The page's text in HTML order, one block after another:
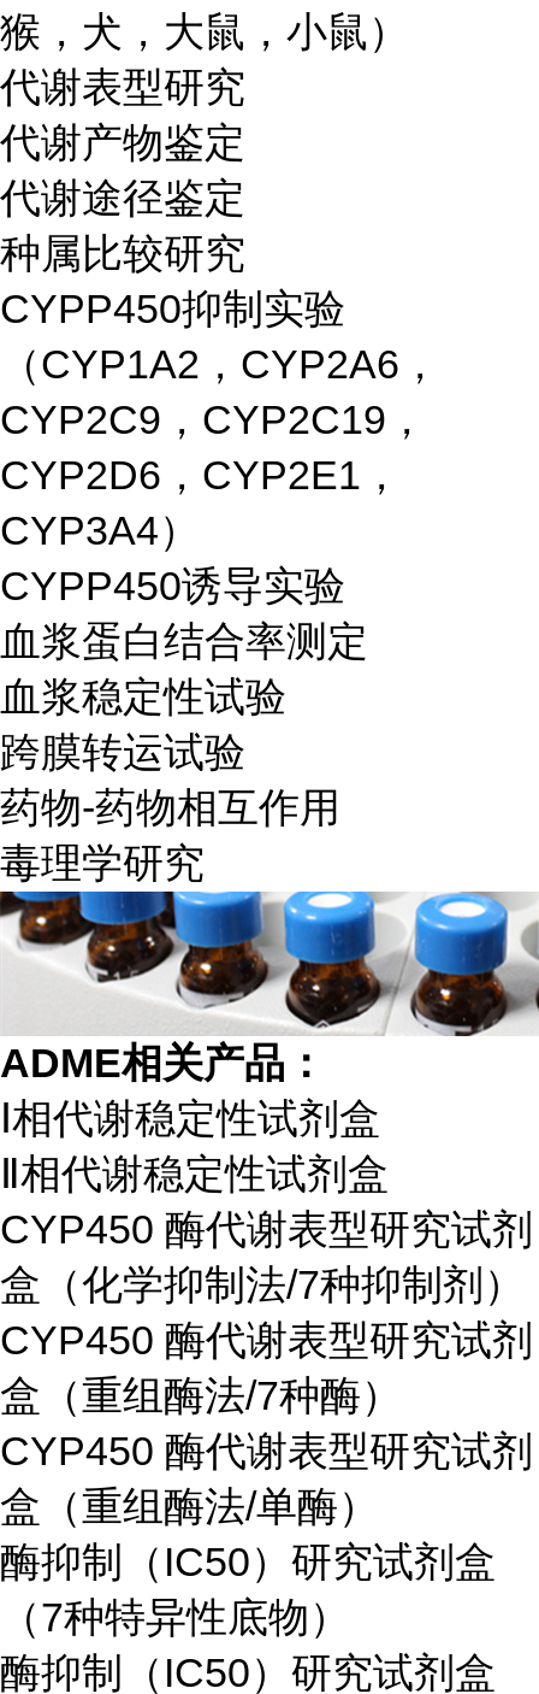
猴，犬，大鼠，小鼠）
代谢表型研究
代谢产物鉴定
代谢途径鉴定
种属比较研究
CYPP450抑制实验
（CYP1A2，CYP2A6，
CYP2C9，CYP2C19，
CYP2D6，CYP2E1，
CYP3A4）
CYPP450诱导实验
血浆蛋白结合率测定
血浆稳定性试验
跨膜转运试验
药物-药物相互作用
毒理学研究
ADME相关产品：
Ⅰ相代谢稳定性试剂盒
Ⅱ相代谢稳定性试剂盒
CYP450 酶代谢表型研究试剂
盒（化学抑制法/7种抑制剂）
CYP450 酶代谢表型研究试剂
盒（重组酶法/7种酶）
CYP450 酶代谢表型研究试剂
盒（重组酶法/单酶）
酶抑制（IC50）研究试剂盒
（7种特异性底物）
酶抑制（IC50）研究试剂盒